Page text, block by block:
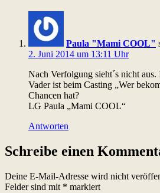
Paula "Mami COOL"
2. Juni 2014 um 13:11 Uhr
Nach Verfolgung sieht´s nicht
Vader ist beim Casting „Wer
Chancen hat?
LG Paula „Mami COOL“
Antworten
Schreibe einen
Deine E-Mail-Adresse wird nicht
Felder sind mit * markiert